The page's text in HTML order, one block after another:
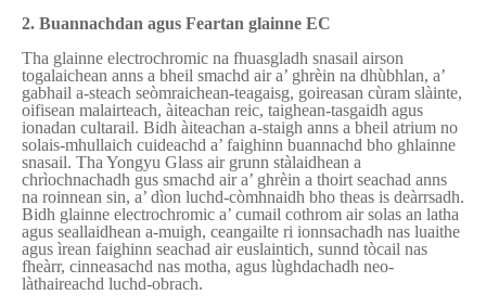
2. Buannachdan agus Feartan glainne EC
Tha glainne electrochromic na fhuasgladh snasail airson
togalaichean anns a bheil smachd air a’ ghrèin na dhùbhlan, a’
gabhail a-steach seòmraichean-teagaisg, goireasan cùram slàinte,
oifisean malairteach, àiteachan reic, taighean-tasgaidh agus
ionadan cultarail. Bidh àiteachan a-staigh anns a bheil atrium no
solais-mhullaich cuideachd a’ faighinn buannachd bho ghlainne
snasail. Tha Yongyu Glass air grunn stàlaidhean a
chrìochnachadh gus smachd air a’ ghrèin a thoirt seachad anns
na roinnean sin, a’ dìon luchd-còmhnaidh bho theas is deàrrsadh.
Bidh glainne electrochromic a’ cumail cothrom air solas an latha
agus seallaidhean a-muigh, ceangailte ri ionnsachadh nas luaithe
agus ìrean faighinn seachad air euslaintich, sunnd tòcail nas
fheàrr, cinneasachd nas motha, agus lùghdachadh neo-
làthaireachd luchd-obrach.